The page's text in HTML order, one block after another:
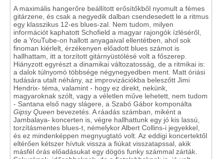
A maximális hangerőre beállított erősítőkből nyomult a fémes
gitárzene, és csak a negyedik dalban csendesedett le a ritmus
egy klasszikus 12-es blues-zal. Nem tudom, milyen
információt kaphatott Schofield a magyar rajongók ízléséről,
de a YouTube-on hallott anyagaival ellentétben, ahol sok
finoman kiérlelt, érzékenyen előadott blues számot is
hallhattam, itt a torzított gitárnyüstölésé volt a főszerep.
Hiányzott egyrészt a dinamikai változatosság, de a ritmikai is:
a dalok túlnyomó többsége négynegyedben ment. Matt óriási
tudására utalt néhány, az improvizációkba beleszőtt Jimi
Hendrix- téma, valamint - hogy ez direkt, nekünk,
magyaroknak szólt, vagy a véletlen műve lehetett, nem tudom
- Santana első nagy slágere, a Szabó Gábor komponálta
Gipsy Queen bevezetés. A ráadás számban, miként a
Jambalaya- koncerten is, végre hallhattunk egy jó kis lassú,
torzításmentes blues-t, némelykor Albert Collins-i jegyekkel,
és ez mindenképpen megnyugtató volt. Az eddigi koncertektől
eltérően kétszer hívtuk vissza a fiúkat visszatapssal, akik
másfél órás előadásukat egy dögös funky számmal zárták.